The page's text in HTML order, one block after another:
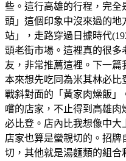
些。這行高雄的行程，完
頭」這個印象中沒來過的
站」，走路穿過日據時代
頭老街市場。這裡真的很多
友，非常推薦這裡。下一篇
本來想先吃同為米其林必
戰斜對面的「黃家肉燥飯
嚐的店家，不止得到高雄
必比登。店內比我想像中大
店家也算是蠻親切的。招牌
切，其他就是湯麵類的組